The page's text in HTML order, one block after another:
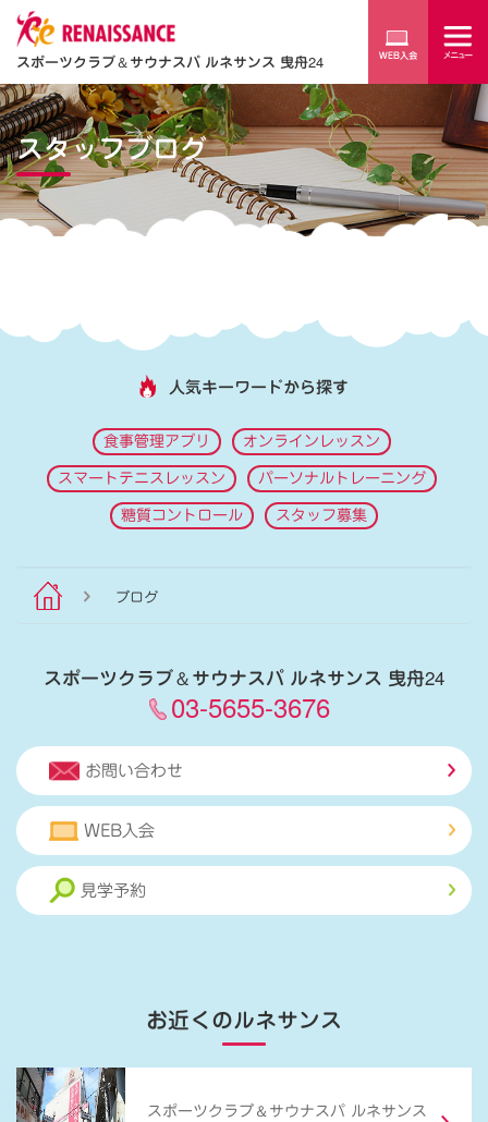
スポーツクラブ＆サウナスパ ルネサンス 曳舟24
スタッフブログ
人気キーワードから探す
食事管理アプリ オンラインレッスン
スマートテニスレッスン パーソナルトレーニング
糖質コントロール スタッフ募集
ブログ
スポーツクラブ＆サウナスパ ルネサンス 曳舟24
03-5655-3676
お問い合わせ
WEB入会
見学予約
お近くのルネサンス
スポーツクラブ ＆ サウナスパ ルネサンス